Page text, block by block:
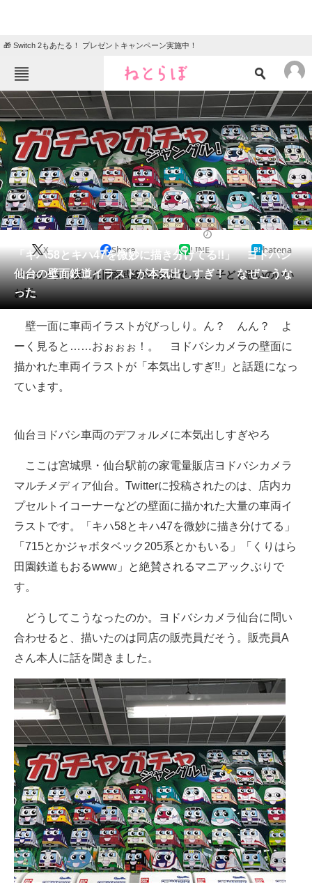
🎁 Switch 2もあたる！ プレゼントキャンペーン実施中！
ねとらぼメニュー
TOP ニュース
エンタメ クイズ
グルメ 地域
住まい 教育・育児
動物 リサーチ
会員記事
メディア
注目記事を集めた総合ページ
ITの今と未来を見通す
スマホと通信の最新トレンド
好きが集まる 比べて選べる
ビジネスと働き方のヒント
AI活用のいまが分かる
企業ITのトレンドを詳説
経営リーダーのコミュニティ
ITエンジニア向け専門サイト
企業向けIT製品の総合サイト
製造業のIT導入・活用を支援
モノづくり技術者専門サイト
エレクトロニクス専門サイト
電子設計の基本と応用
エネルギーの専門メディア
建設×テクノロジーの最前線
ちょっと気になるネットの話題
「キハ58とキハ47を微妙に描き分けてる!!」 ヨドバシ
仙台の壁面鉄道イラストが本気出しすぎ！ なぜこうな
った
X Share LINE hatena
ジャカルタに渡った旧南武線205系まで……。子ども思いのいい
お話。
壁一面に車両イラストがびっしり。ん？ んん？ よ
ーく見ると……おぉぉぉ！。 ヨドバシカメラの壁面に
描かれた車両イラストが「本気出しすぎ!!」と話題になっ
ています。
仙台ヨドバシ車両のデフォルメに本気出しすぎやろ
ここは宮城県・仙台駅前の家電量販店ヨドバシカメラ
マルチメディア仙台。Twitterに投稿されたのは、店内カ
プセルトイコーナーなどの壁面に描かれた大量の車両イ
ラストです。「キハ58とキハ47を微妙に描き分けてる」
「715とかジャボタベック205系とかもいる」「くりはら
田園鉄道もおるwww」と絶賛されるマニアックぶりで
す。
どうしてこうなったのか。ヨドバシカメラ仙台に問い
合わせると、描いたのは同店の販売員だそう。販売員A
さん本人に話を聞きました。